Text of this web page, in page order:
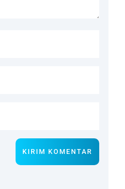
KIRIM KOMENTAR